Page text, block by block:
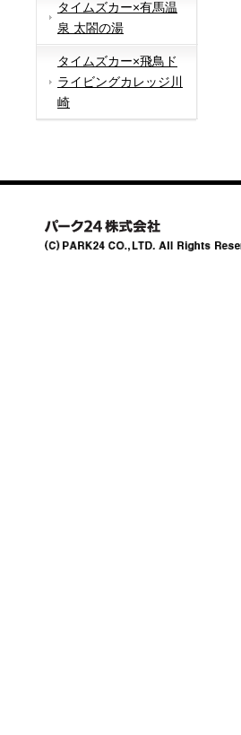
タイムズカー×有馬温
泉 太閤の湯
タイムズカー×飛鳥ド
ライビングカレッジ川
崎